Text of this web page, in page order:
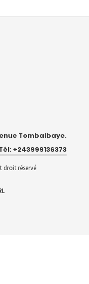
Tombalbaye.
+243999136373
droit réservé